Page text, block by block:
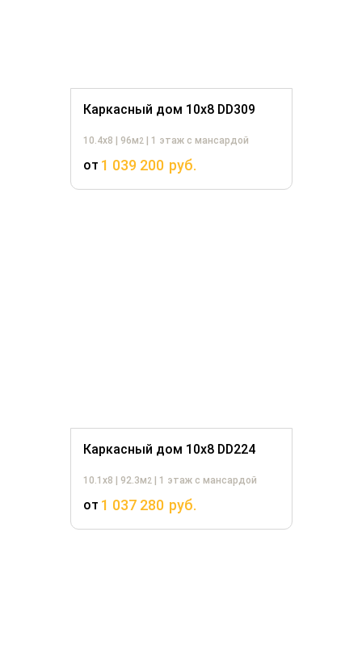
Каркасный дом 10х8 DD309
10.4х8 | 96м2| 1 этаж с мансардой
от 1 039 200 руб.
Каркасный дом 10х8 DD224
10.1х8 | 92.3м2| 1 этаж с мансардой
от 1 037 280 руб.